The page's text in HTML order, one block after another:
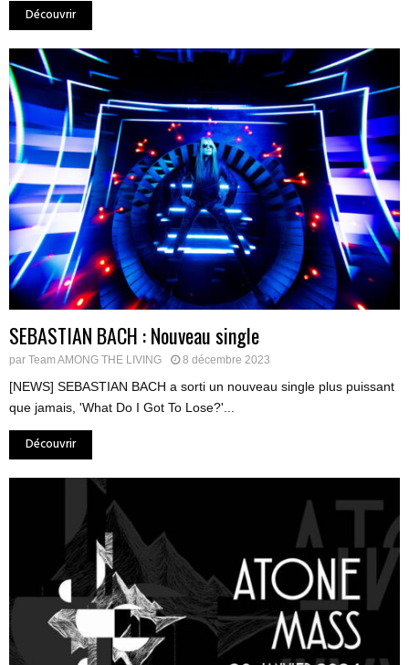
Découvrir
SEBASTIAN BACH : Nouveau single
par Team AMONG THE LIVING 8 décembre 2023
[NEWS] SEBASTIAN BACH a sorti un nouveau single plus puissant
que jamais, 'What Do I Got To Lose?'...
Découvrir